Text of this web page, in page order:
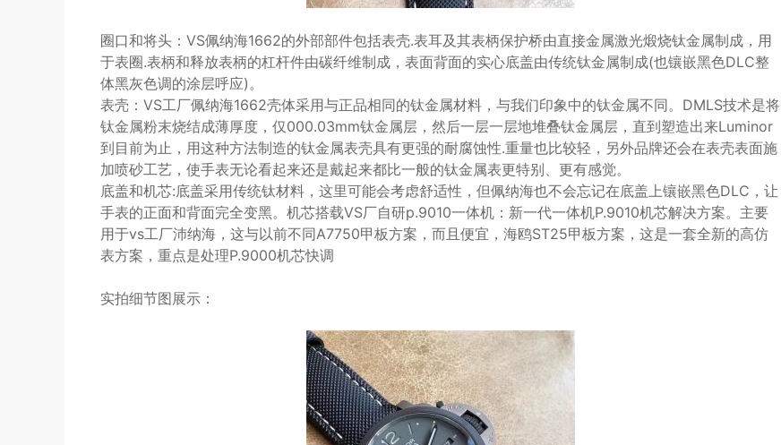
圈口和将头：VS佩纳海1662的外部部件包括表壳.表耳及其表柄保护桥由直接金属激光煅烧钛金属制成，用
于表圈.表柄和释放表柄的杠杆件由碳纤维制成，表面背面的实心底盖由传统钛金属制成(也镶嵌黑色DLC整
体黑灰色调的涂层呼应)。
表壳：VS工厂佩纳海1662壳体采用与正品相同的钛金属材料，与我们印象中的钛金属不同。DMLS技术是将
钛金属粉末烧结成薄厚度，仅000.03mm钛金属层，然后一层一层地堆叠钛金属层，直到塑造出来Luminor
到目前为止，用这种方法制造的钛金属表壳具有更强的耐腐蚀性.重量也比较轻，另外品牌还会在表壳表面施
加喷砂工艺，使手表无论看起来还是戴起来都比一般的钛金属表更特别、更有感觉。
底盖和机芯:底盖采用传统钛材料，这里可能会考虑舒适性，但佩纳海也不会忘记在底盖上镶嵌黑色DLC，让
手表的正面和背面完全变黑。机芯搭载VS厂自研p.9010一体机：新一代一体机P.9010机芯解决方案。主要
用于vs工厂沛纳海，这与以前不同A7750甲板方案，而且便宜，海鸥ST25甲板方案，这是一套全新的高仿
表方案，重点是处理P.9000机芯快调
实拍细节图展示：